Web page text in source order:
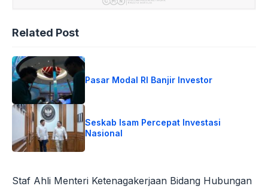
Related Post
Pasar Modal RI Banjir Investor
Seskab Isam Percepat Investasi
Nasional
Staf Ahli Menteri Ketenagakerjaan Bidang Hubungan